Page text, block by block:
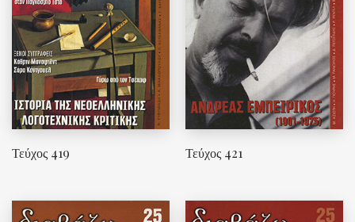
Τεύχος 419 Τεύχος 421